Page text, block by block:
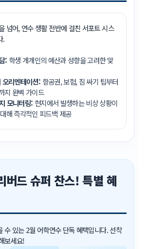
넘어, 연수 생활 전반에 걸친 서포트 시스
.
: 학생 개개인의 예산과 성향을 고려한 맟
오리엔테이션: 항공권, 보험, 짐 싸기 팁부터
지 완벽 가이드
모니터링:현지에서 발생하는 비상 상황이
해 즉각적인 피드백 제공
버드 슈퍼 찬스! 특별 혜
수 있는 2월 어학연수 단독 혜택입니다. 선착
보세요!